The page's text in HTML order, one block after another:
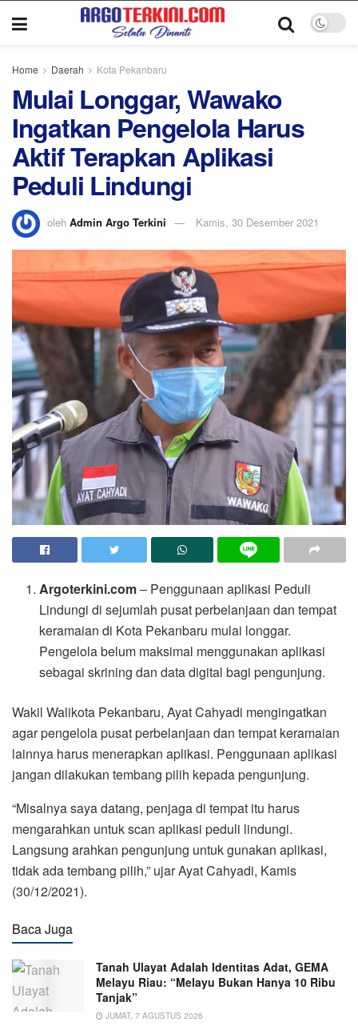
Home Daerah Kota Pekanbaru
Mulai Longgar, Wawako
Ingatkan Pengelola Harus
Aktif Terapkan Aplikasi
Peduli Lindungi
oleh Admin Argo Terkini Kamis, 30 Desember 2021
Argoterkini.com– Penggunaan aplikasi Peduli
Lindungi di sejumlah pusat perbelanjaan dan tempat
keramaian di Kota Pekanbaru mulai longgar.
Pengelola belum maksimal menggunakan aplikasi
sebagai skrining dan data digital bagi pengunjung.
Wakil Walikota Pekanbaru, Ayat Cahyadi mengingatkan
agar pengelola pusat perbelanjaan dan tempat keramaian
lainnya harus menerapkan aplikasi. Penggunaan aplikasi
jangan dilakukan tembang pilih kepada pengunjung.
“Misalnya saya datang, penjaga di tempat itu harus
mengarahkan untuk scan aplikasi peduli lindungi.
Langsung arahkan pengunjung untuk gunakan aplikasi,
tidak ada tembang pilih,” ujar Ayat Cahyadi, Kamis
(30/12/2021).
Baca Juga
Tanah Ulayat Adalah Identitas Adat, GEMA
Melayu Riau: “Melayu Bukan Hanya 10 Ribu
Tanjak”
JUMAT, 7 AGUSTUS 2026